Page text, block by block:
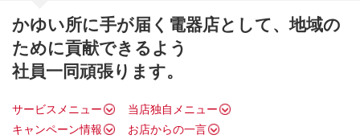
かゆい所に手が届く電器店として、地域の
ために貢献できるよう
社員一同頑張ります。
サービスメニュー
当店独自メニュー
キャンペーン情報
お店からの一言